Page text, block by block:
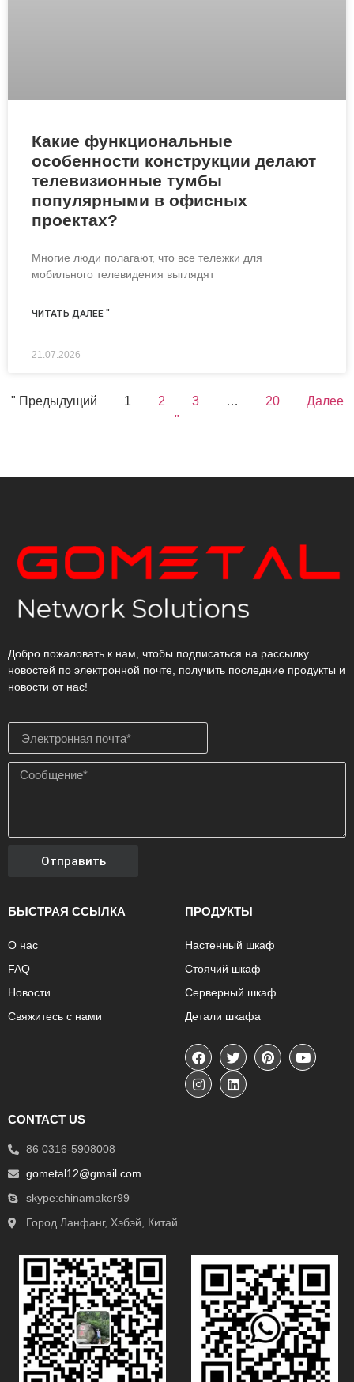
Какие функциональные
особенности конструкции делают
телевизионные тумбы
популярными в офисных
проектах?
Многие люди полагают, что все тележки для
мобильного телевидения выглядят
ЧИТАТЬ ДАЛЕЕ "
21.07.2026
" Предыдущий 1 2 3 … 20
Далее
"
Добро пожаловать к нам, чтобы подписаться на рассылку
новостей по электронной почте, получить последние продукты и
новости от нас!
Отправить
БЫСТРАЯ ССЫЛКА
О нас
FAQ
Новости
Свяжитесь с нами
ПРОДУКТЫ
Настенный шкаф
Стоячий шкаф
Серверный шкаф
Детали шкафа
CONTACT US
86 0316-5908008
gometal12@gmail.com
skype:chinamaker99
Город Ланфанг, Хэбэй, Китай